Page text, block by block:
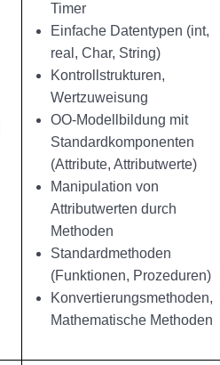
Timer
Einfache Datentypen (int,
real, Char, String)
Kontrollstrukturen,
Wertzuweisung
OO-Modellbildung mit
Standardkomponenten
(Attribute, Attributwerte)
Manipulation von
Attributwerten durch
Methoden
Standardmethoden
(Funktionen, Prozeduren)
Konvertierungsmethoden,
Mathematische Methoden